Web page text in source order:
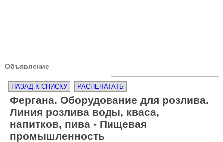
Объявление
НАЗАД К СПИСКУ РАСПЕЧАТАТЬ
Фергана. Оборудование для розлива.
Линия розлива воды, кваса,
напитков, пива - Пищевая
промышленность